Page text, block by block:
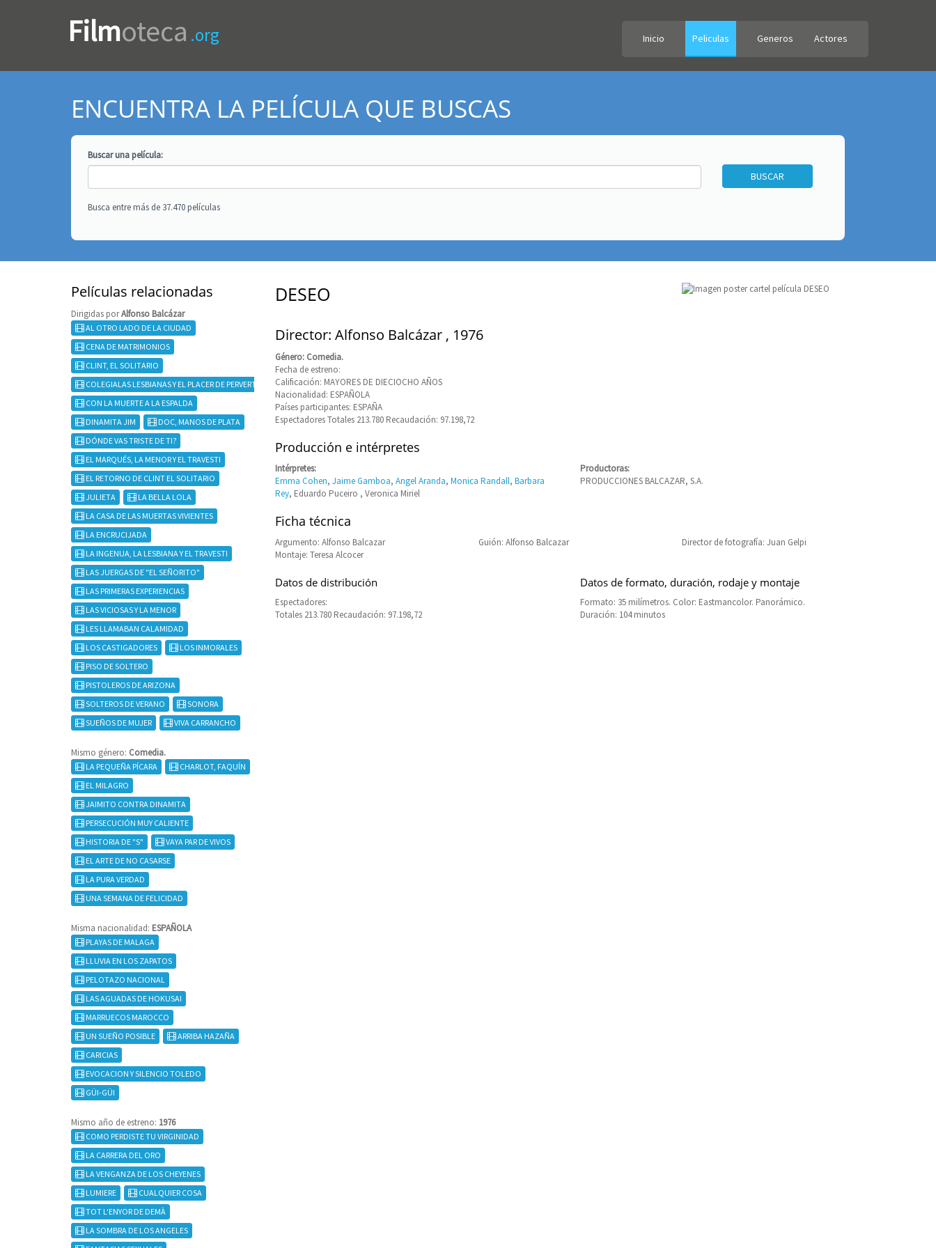
Filmoteca .org Inicio Peliculas Generos Actores
ENCUENTRA LA PELÍCULA QUE BUSCAS
Buscar unapelícula:
Busca entre más de 37.470 películas
Películas relacionadas
Dirigidas porAlfonso Balcázar
AL OTRO LADO DE LA CIUDAD
CENA DE MATRIMONIOS
CLINT, EL SOLITARIO
COLEGIALAS LESBIANAS Y EL PLACER DE PERVERTIR
CON LA MUERTE A LA ESPALDA
DINAMITA JIM
DOC, MANOS DE PLATA
DÓNDE VAS TRISTE DE TI?
EL MARQUÉS, LA MENOR Y EL TRAVESTI
EL RETORNO DE CLINT EL SOLITARIO
JULIETA
LA BELLA LOLA
LA CASA DE LAS MUERTAS VIVIENTES
LA ENCRUCIJADA
LA INGENUA, LA LESBIANA Y EL TRAVESTI
LAS JUERGAS DE "EL SEÑORITO"
LAS PRIMERAS EXPERIENCIAS
LAS VICIOSAS Y LA MENOR
LES LLAMABAN CALAMIDAD
LOS CASTIGADORES
LOS INMORALES
PISO DE SOLTERO
PISTOLEROS DE ARIZONA
SOLTEROS DE VERANO
SONORA
SUEÑOS DE MUJER
VIVA CARRANCHO
Mismo género: Comedia.
LA PEQUEÑA PÍCARA
CHARLOT, FAQUÍN
EL MILAGRO
JAIMITO CONTRA DINAMITA
PERSECUCIÓN MUY CALIENTE
HISTORIA DE "S"
VAYA PAR DE VIVOS
EL ARTE DE NO CASARSE
LA PURA VERDAD
UNA SEMANA DE FELICIDAD
Misma nacionalidad: ESPAÑOLA
PLAYAS DE MALAGA
LLUVIA EN LOS ZAPATOS
PELOTAZO NACIONAL
LAS AGUADAS DE HOKUSAI
MARRUECOS MAROCCO
UN SUEÑO POSIBLE
ARRIBA HAZAÑA
CARICIAS
EVOCACION Y SILENCIO TOLEDO
GÜI-GÜI
Mismo año de estreno: 1976
COMO PERDISTE TU VIRGINIDAD
LA CARRERA DEL ORO
LA VENGANZA DE LOS CHEYENES
LUMIERE
CUALQUIER COSA
TOT L'ENYOR DE DEMÀ
LA SOMBRA DE LOS ANGELES
DESEO
Director: Alfonso Balcázar , 1976
Género: Comedia.
Fecha de estreno:
Calificación: MAYORES DE DIECIOCHO AÑOS
Nacionalidad: ESPAÑOLA
Países participantes: ESPAÑA
Espectadores Totales 213.780 Recaudación: 97.198,72
Producción e intérpretes
Intérpretes:
Emma Cohen, Jaime Gamboa, Angel Aranda, Monica Randall, Barbara
Rey, Eduardo Puceiro , Veronica Miriel
Productoras:
PRODUCCIONES BALCAZAR, S.A.
Ficha técnica
Argumento: Alfonso Balcazar Guión: Alfonso Balcazar
Director de fotografía: Juan Gelpi
Montaje: Teresa Alcocer
Datos de distribución
Espectadores:
Totales 213.780 Recaudación: 97.198,72
Datos de formato, duración, rodaje y montaje
Formato: 35 milímetros. Color: Eastmancolor. Panorámico.
Duración: 104 minutos